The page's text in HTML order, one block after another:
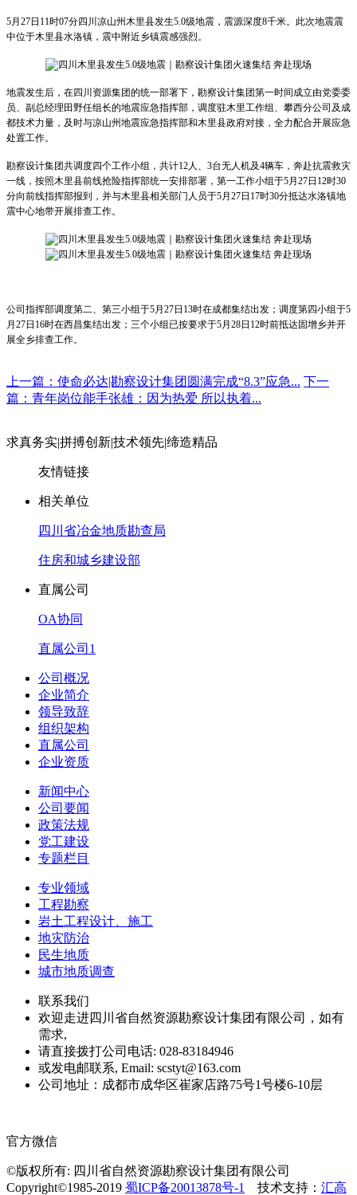
5月27日11时07分四川凉山州木里县发生5.0级地震，震源深度8千米。此次地震震
中位于木里县水洛镇，震中附近乡镇震感强烈。
地震发生后，在四川资源集团的统一部署下，勘察设计集团第一时间成立由党委委
员、副总经理田野任组长的地震应急指挥部，调度驻木里工作组、攀西分公司及成
都技术力量，及时与凉山州地震应急指挥部和木里县政府对接，全力配合开展应急
处置工作。
勘察设计集团共调度四个工作小组，共计12人、3台无人机及4辆车，奔赴抗震救灾
一线，按照木里县前线抢险指挥部统一安排部署，第一工作小组于5月27日12时30
分向前线指挥部报到，并与木里县相关部门人员于5月27日17时30分抵达水洛镇地
震中心地带开展排查工作。
公司指挥部调度第二、第三小组于5月27日13时在成都集结出发；调度第四小组于5
月27日16时在西昌集结出发；三个小组已按要求于5月28日12时前抵达固增乡并开
展全乡排查工作。
上一篇：使命必达|勘察设计集团圆满完成“8.3”应急... 下一
篇：青年岗位能手张雄：因为热爱 所以执着...
求真务实|拼搏创新|技术领先|缔造精品
友情链接
相关单位
四川省冶金地质勘查局
住房和城乡建设部
直属公司
OA协同
直属公司1
公司概况
企业简介
领导致辞
组织架构
直属公司
企业资质
新闻中心
公司要闻
政策法规
党工建设
专题栏目
专业领域
工程勘察
岩土工程设计、施工
地灾防治
民生地质
城市地质调查
联系我们
欢迎走进四川省自然资源勘察设计集团有限公司，如有
需求,
请直接拨打公司电话: 028-83184946
或发电邮联系, Email: scstyt@163.com
公司地址：成都市成华区崔家店路75号1号楼6-10层
官方微信
©版权所有: 四川省自然资源勘察设计集团有限公司
Copyright©1985-2019 蜀ICP备20013878号-1 技术支持： 汇高